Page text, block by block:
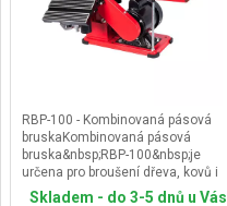
RBP-100 - Kombinovaná pásová
bruskaKombinovaná pásová
bruska&nbsp;RBP-100&nbsp;je
určena pro broušení dřeva, kovů i
plastů, zejména pak pro
Skladem - do 3-5 dnů u Vás